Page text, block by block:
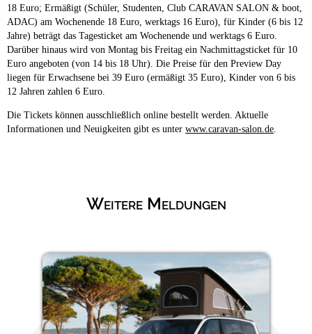
18 Euro; Ermäßigt (Schüler, Studenten, Club CARAVAN SALON & boot,
ADAC) am Wochenende 18 Euro, werktags 16 Euro), für Kinder (6 bis 12
Jahre) beträgt das Tagesticket am Wochenende und werktags 6 Euro.
Darüber hinaus wird von Montag bis Freitag ein Nachmittagsticket für 10
Euro angeboten (von 14 bis 18 Uhr). Die Preise für den Preview Day
liegen für Erwachsene bei 39 Euro (ermäßigt 35 Euro), Kinder von 6 bis
12 Jahren zahlen 6 Euro.
Die Tickets können ausschließlich online bestellt werden. Aktuelle
Informationen und Neuigkeiten gibt es unter www.caravan-salon.de
Weitere Meldungen